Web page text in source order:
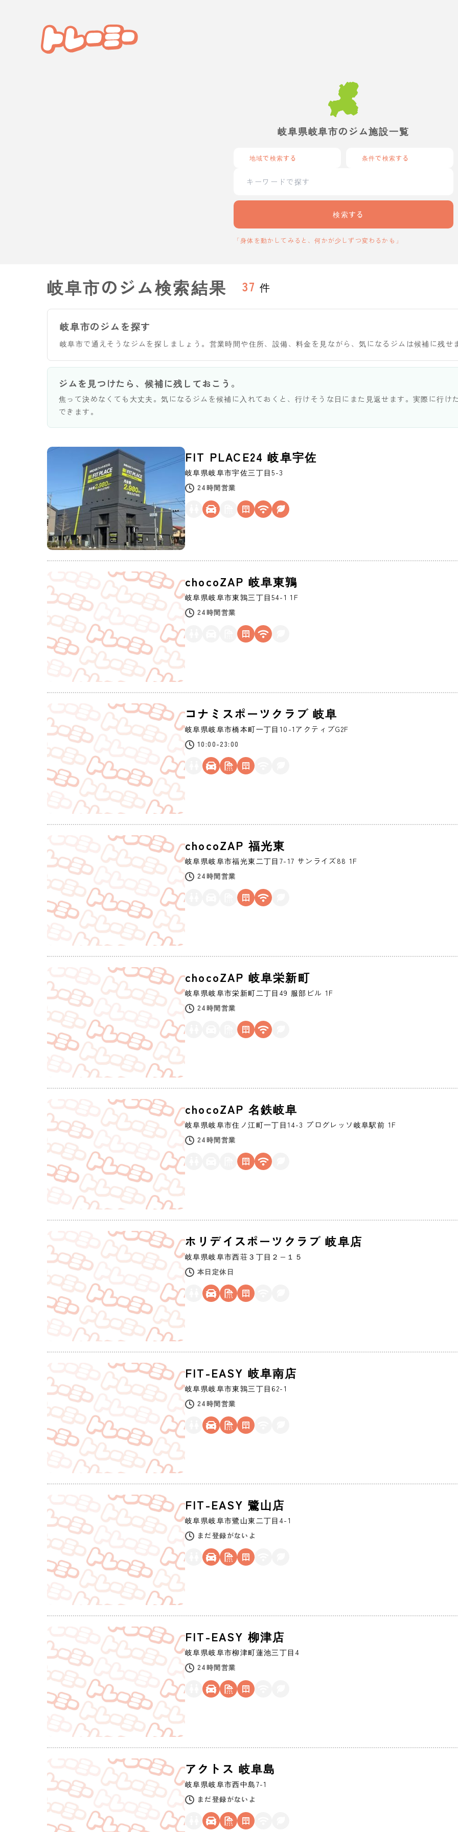
岐阜県岐阜市のジム施設一覧
地域で検索する 条件で検索する
検索する
「身体を動かしてみると、何かが少しずつ変わるかも」
岐阜市のジム検索結果 37 件
岐阜市のジムを探す
岐阜市で通えそうなジムを探しましょう。営業時間や住所、設備、料金を見ながら、気になるジムは候補に残せ
ジムを見つけたら、候補に残しておこう。
焦って決めなくても大丈夫。気になるジムを候補に入れておくと、行けそうな日にまた見返せます。実際に行け
できます。
FIT PLACE24 岐阜宇佐
岐阜県岐阜市宇佐三丁目5-3
24時間営業
chocoZAP 岐阜東鶉
岐阜県岐阜市東鶉三丁目54-1 1F
24時間営業
コナミスポーツクラブ 岐阜
岐阜県岐阜市橋本町一丁目10-1アクティブG2F
10:00-23:00
chocoZAP 福光東
岐阜県岐阜市福光東二丁目7-17 サンライズ88 1F
24時間営業
chocoZAP 岐阜栄新町
岐阜県岐阜市栄新町二丁目49 服部ビル 1F
24時間営業
chocoZAP 名鉄岐阜
岐阜県岐阜市住ノ江町一丁目14-3 プログレッソ岐阜駅前 1F
24時間営業
ホリデイスポーツクラブ 岐阜店
岐阜県岐阜市西荘３丁目２−１５
本日定休日
FIT-EASY 岐阜南店
岐阜県岐阜市東鶉三丁目62-1
24時間営業
FIT-EASY 鷺山店
岐阜県岐阜市鷺山東二丁目4-1
まだ登録がないよ
FIT-EASY 柳津店
岐阜県岐阜市柳津町蓮池三丁目4
24時間営業
アクトス 岐阜島
岐阜県岐阜市西中島7-1
まだ登録がないよ